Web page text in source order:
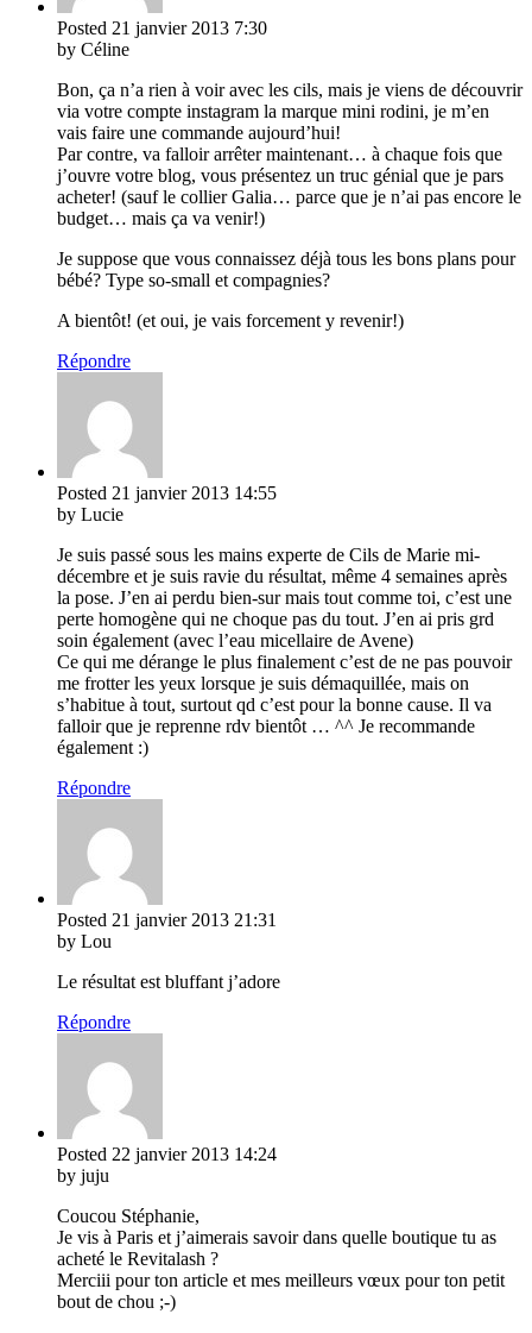
Posted 21 janvier 2013 7:30
by Céline
Bon, ça n’a rien à voir avec les cils, mais je viens de découvrir
via votre compte instagram la marque mini rodini, je m’en
vais faire une commande aujourd’hui!
Par contre, va falloir arrêter maintenant… à chaque fois que
j’ouvre votre blog, vous présentez un truc génial que je pars
acheter! (sauf le collier Galia… parce que je n’ai pas encore le
budget… mais ça va venir!)
Je suppose que vous connaissez déjà tous les bons plans pour
bébé? Type so-small et compagnies?
A bientôt! (et oui, je vais forcement y revenir!)
Répondre
Posted 21 janvier 2013 14:55
by Lucie
Je suis passé sous les mains experte de Cils de Marie mi-
décembre et je suis ravie du résultat, même 4 semaines après
la pose. J’en ai perdu bien-sur mais tout comme toi, c’est une
perte homogène qui ne choque pas du tout. J’en ai pris grd
soin également (avec l’eau micellaire de Avene)
Ce qui me dérange le plus finalement c’est de ne pas pouvoir
me frotter les yeux lorsque je suis démaquillée, mais on
s’habitue à tout, surtout qd c’est pour la bonne cause. Il va
falloir que je reprenne rdv bientôt … ^^ Je recommande
également :)
Répondre
Posted 21 janvier 2013 21:31
by Lou
Le résultat est bluffant j’adore
Répondre
Posted 22 janvier 2013 14:24
by juju
Coucou Stéphanie,
Je vis à Paris et j’aimerais savoir dans quelle boutique tu as
acheté le Revitalash ?
Merciii pour ton article et mes meilleurs vœux pour ton petit
bout de chou ;-)